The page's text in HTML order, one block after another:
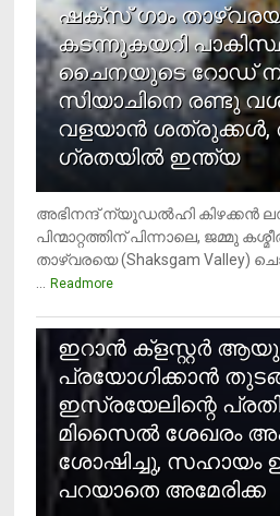
ഷക്സ് ​ഗാം
കടന്നുകയറി
ചൈനയുടെ റോഡ്
സിയാചിനെ രണ്ടു
വളയാൻ ശത്രുക്കൾ,
ഗ്രതയിൽ ഇന്ത്യ
അഭിനന്ദ് ന്യൂഡൽഹി കിഴക്കൻ
പിന്മാറ്റത്തിന് പിന്നാലെ, ജമ്മു
താഴ്‌വരയെ (Shaksgam Valley)
Readmore
ഇറാന്‍ ക്‌ളസ്റ്റര്‍
പ്രയോഗിക്കാന്‍
ഇസ്രയേലിന്റെ
മിസൈല്‍ ശേഖരം
ശോഷിച്ചു, സഹായം
പറയാതെ അമേരിക്ക